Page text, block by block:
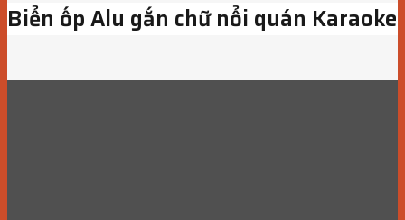
Biển ốp Alu gắn chữ nổi quán Karaoke